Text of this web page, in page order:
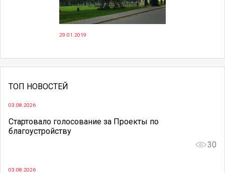
29.01.2019
ТОП НОВОСТЕЙ
03.08.2026
Стартовало голосование за Проекты по
благоустройству
30
03.08.2026